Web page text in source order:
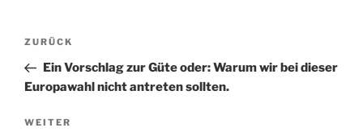
Beitragsnavigation
Vorheriger
Beitrag
ZURÜCK
Ein Vorschlag zur Güte oder: Warum wir bei dieser
Europawahl nicht antreten sollten.
Nächster
WEITER